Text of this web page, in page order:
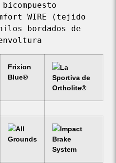
WIRE (tejido
bordados de
Frixion
Blue®
La
Sportiva de
Ortholite®
All
Grounds
Impact
Brake
System